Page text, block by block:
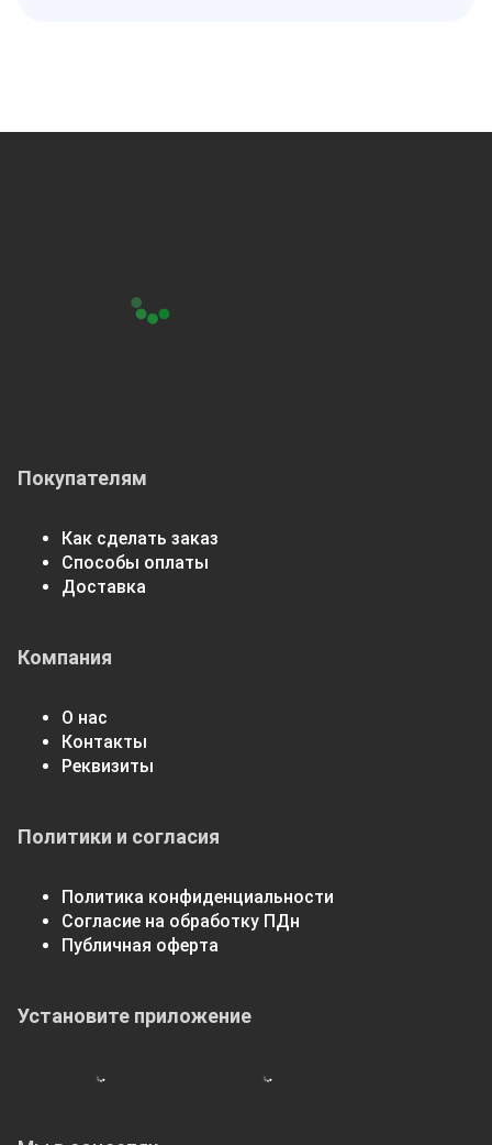
Покупателям
Как сделать заказ
Способы оплаты
Доставка
Компания
О нас
Контакты
Реквизиты
Политики и согласия
Политика конфиденциальности
Согласие на обработку ПДн
Публичная оферта
Установите приложение